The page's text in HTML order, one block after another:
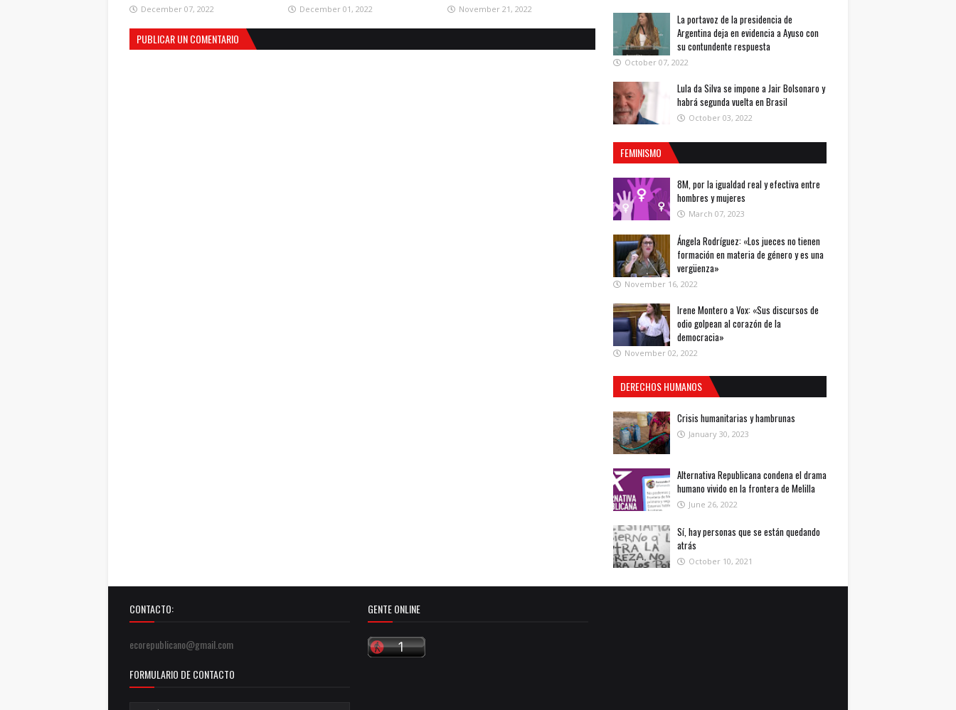
December 07, 2022 December 01, 2022 November 21, 2022
PUBLICAR UN COMENTARIO
La portavoz de la presidencia de
Argentina deja en evidencia a Ayuso con
su contundente respuesta
October 07, 2022
Lula da Silva se impone a Jair Bolsonaro y
habrá segunda vuelta en Brasil
October 03, 2022
FEMINISMO
8M, por la igualdad real y efectiva entre
hombres y mujeres
March 07, 2023
Ángela Rodríguez: «Los jueces no tienen
formación en materia de género y es una
vergüenza»
November 16, 2022
Irene Montero a Vox: «Sus discursos de
odio golpean al corazón de la
democracia»
November 02, 2022
DERECHOS HUMANOS
Crisis humanitarias y hambrunas
January 30, 2023
Alternativa Republicana condena el drama
humano vivido en la frontera de Melilla
June 26, 2022
Sí, hay personas que se están quedando
atrás
October 10, 2021
CONTACTO:
ecorepublicano@gmail.com
FORMULARIO DE CONTACTO
GENTE ONLINE